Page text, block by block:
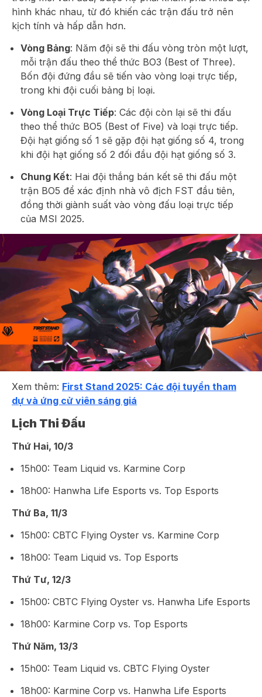
hình khác nhau, từ đó khiến các trận đấu trở nên
kịch tính và hấp dẫn hơn.
Vòng Bảng: Năm đội sẽ thi đấu vòng tròn một lượt,
mỗi trận đấu theo thể thức BO3 (Best of Three).
Bốn đội đứng đầu sẽ tiến vào vòng loại trực tiếp,
trong khi đội cuối bảng bị loại.
Vòng Loại Trực Tiếp: Các đội còn lại sẽ thi đấu
theo thể thức BO5 (Best of Five) và loại trực tiếp.
Đội hạt giống số 1 sẽ gặp đội hạt giống số 4, trong
khi đội hạt giống số 2 đối đầu đội hạt giống số 3.
Chung Kết: Hai đội thắng bán kết sẽ thi đấu một
trận BO5 để xác định nhà vô địch FST đầu tiên,
đồng thời giành suất vào vòng đấu loại trực tiếp
của MSI 2025.
Xem thêm: First Stand 2025: Các đội tuyển tham
dự và ứng cử viên sáng giá
Lịch Thi Đấu
Thứ Hai, 10/3
15h00: Team Liquid vs. Karmine Corp
18h00: Hanwha Life Esports vs. Top Esports
Thứ Ba, 11/3
15h00: CBTC Flying Oyster vs. Karmine Corp
18h00: Team Liquid vs. Top Esports
Thứ Tư, 12/3
15h00: CBTC Flying Oyster vs. Hanwha Life Esports
18h00: Karmine Corp vs. Top Esports
Thứ Năm, 13/3
15h00: Team Liquid vs. CBTC Flying Oyster
18h00: Karmine Corp vs. Hanwha Life Esports